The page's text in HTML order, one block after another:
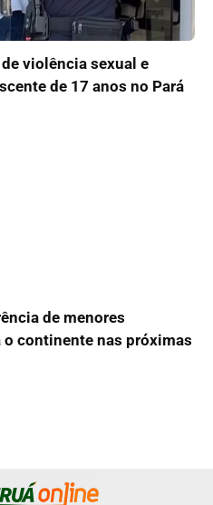
violência sexual e
de 17 anos no Pará
de menores
o continente nas próximas